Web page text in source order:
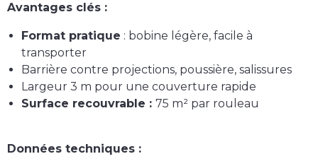
Avantages clés :
Format pratique : bobine légère, facile à
transporter
Barrière contre projections, poussière, salissures
Largeur 3 m pour une couverture rapide
Surface recouvrable : 75 m² par rouleau
Données techniques :